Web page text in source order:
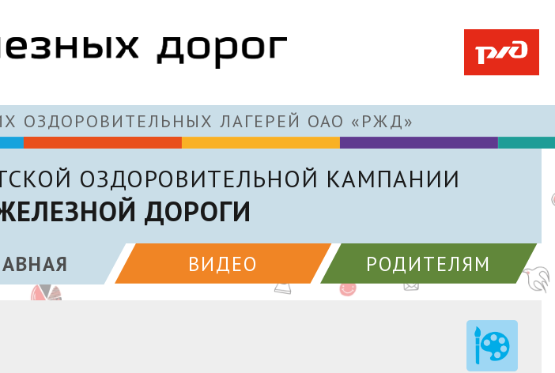
ОЗДОРОВИТЕЛЬНЫХ ЛАГЕРЕЙ ОАО «РЖД»
ОЗДОРОВИТЕЛЬНОЙ КАМПАНИИ
ДОРОГИ
ВИДЕО РОДИТЕЛЯМ